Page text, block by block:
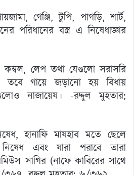
গেঞ্জি, টুপি, পাগড়ি, শার্ট,
পরিধানের বস্ত্র এ নিষেধাজ্ঞার
কম্বল, লেপ তথা যেগুলো সরাসরি
তবে গায়ে জড়ানো হয় বিধায়
নাজায়েয। -রদ্দুল মুহতার:
হানাফি মাযহাব মতে ছেলে
এবং যারা পরাবে তারা
সাগির (নাফে কাবিরের সাথে